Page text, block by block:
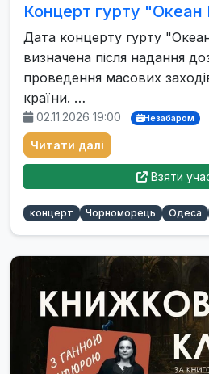
Концерт гурту "Океан
Дата концерту гурту
визначена після надання
проведення масових
країни. …
02.11.2026 19:00 Незабаром
Читати далі
Взяти
концерт Чорноморець Одеса